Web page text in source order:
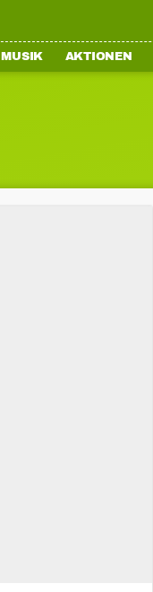
MUSIK AKTIONEN